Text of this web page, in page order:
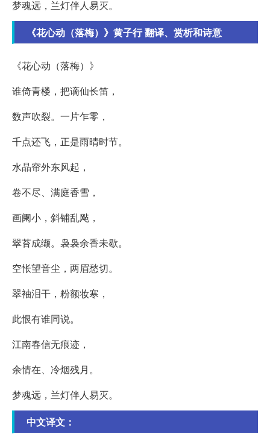
梦魂远，兰灯伴人易灭。
《花心动（落梅）》黄子行 翻译、赏析和诗意
《花心动（落梅）》
谁倚青楼，把谪仙长笛，
数声吹裂。一片乍零，
千点还飞，正是雨晴时节。
水晶帘外东风起，
卷不尽、满庭香雪，
画阑小，斜铺乱飐，
翠苔成缬。袅袅余香未歇。
空怅望音尘，两眉愁切。
翠袖泪干，粉额妆寒，
此恨有谁同说。
江南春信无痕迹，
余情在、冷烟残月。
梦魂远，兰灯伴人易灭。
中文译文：